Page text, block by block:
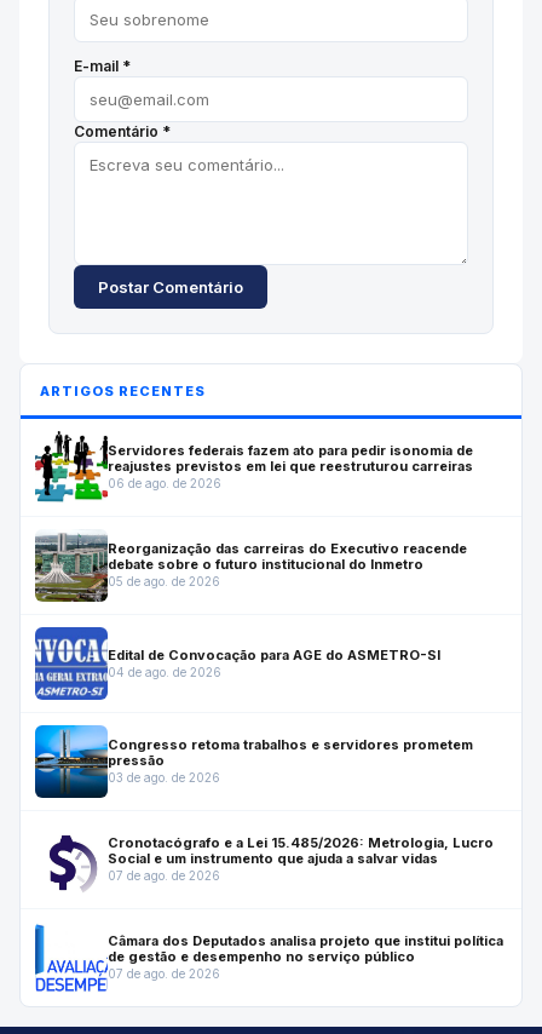
E-mail *
Comentário *
Postar Comentário
ARTIGOS RECENTES
Servidores federais fazem ato para pedir isonomia de
reajustes previstos em lei que reestruturou carreiras
06 de ago. de 2026
Reorganização das carreiras do Executivo reacende
debate sobre o futuro institucional do Inmetro
05 de ago. de 2026
Edital de Convocação para AGE do ASMETRO-SI
04 de ago. de 2026
Congresso retoma trabalhos e servidores prometem
pressão
03 de ago. de 2026
Cronotacógrafo e a Lei 15.485/2026: Metrologia, Lucro
Social e um instrumento que ajuda a salvar vidas
07 de ago. de 2026
Câmara dos Deputados analisa projeto que institui política
de gestão e desempenho no serviço público
07 de ago. de 2026